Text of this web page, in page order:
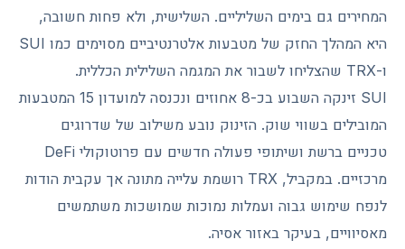
המחירים גם בימים השליליים. השלישית, ולא פחות חשובה,
היא המהלך החזק של מטבעות אלטרנטיביים מסוימים כמו SUI
ו-TRX שהצליחו לשבור את המגמה השלילית הכללית.
SUI זינקה השבוע בכ-8 אחוזים ונכנסה למועדון 15 המטבעות
המובילים בשווי שוק. הזינוק נובע משילוב של שדרוגים
טכניים ברשת ושיתופי פעולה חדשים עם פרוטוקולי DeFi
מרכזיים. במקביל, TRX רושמת עלייה מתונה אך עקבית הודות
לנפח שימוש גבוה ועמלות נמוכות שמושכות משתמשים
מאסיוויים, בעיקר באזור אסיה.